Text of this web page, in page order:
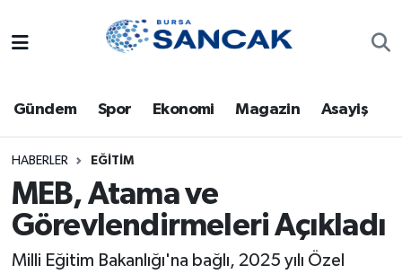
Gündem Spor Ekonomi Magazin Asayiş
HABERLER EĞITIM
MEB, Atama ve
Görevlendirmeleri Açıkladı
Milli Eğitim Bakanlığı'na bağlı, 2025 yılı Özel
Bursa
Dünya
Eğitim
Ekonomi
Trafik Durumu
Süper Lig Puan Durumu ve Fikstür
Tüm Manşetler
Son Dakika Haberleri